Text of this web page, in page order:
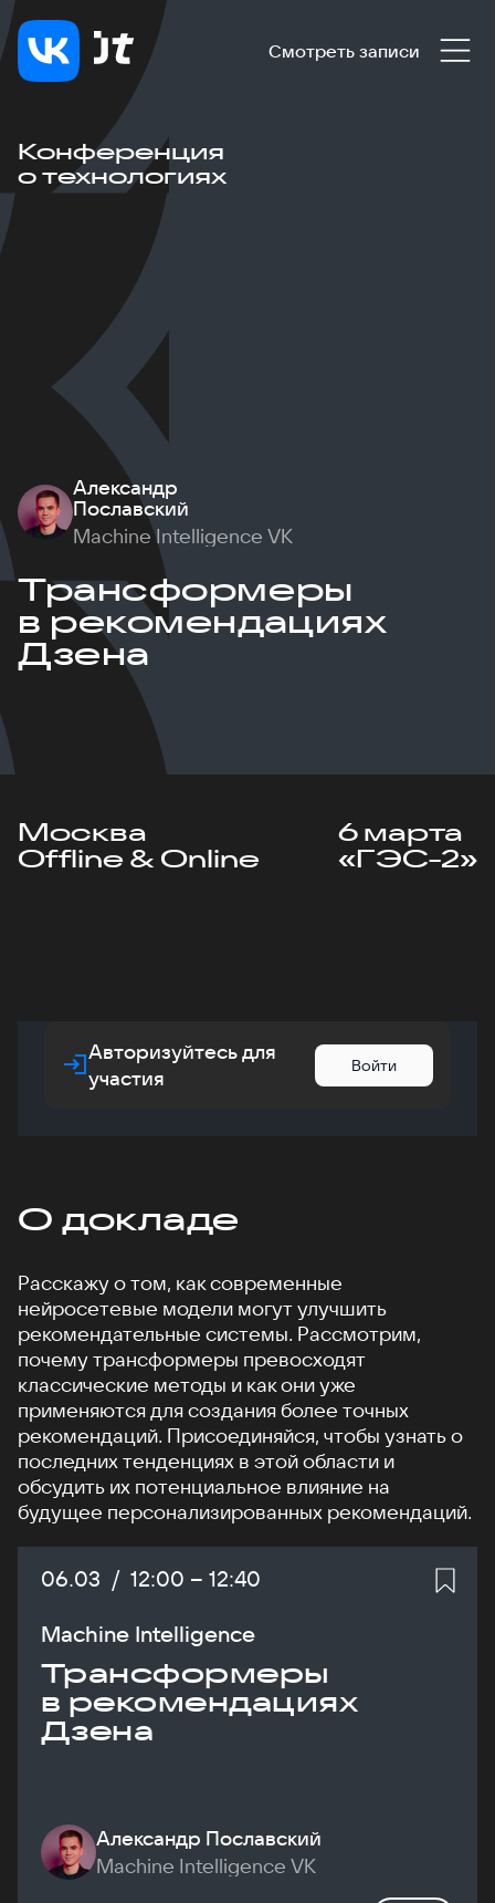
Смотреть записи
Конференция
о технологиях
Александр
Пославский
Machine Intelligence VK
Трансформеры
в рекомендациях
Дзена
Москва
Offline & Online
6 марта
«ГЭС-2»
Авторизуйтесь для
участия
Войти
О докладе
Расскажу о том, как современные
нейросетевые модели могут улучшить
рекомендательные системы. Рассмотрим,
почему трансформеры превосходят
классические методы и как они уже
применяются для создания более точных
рекомендаций. Присоединяйся, чтобы узнать о
последних тенденциях в этой области и
обсудить их потенциальное влияние на
будущее персонализированных рекомендаций.
Дата:
06.03 / Начало:
12:00 – Конец:
12:40
Machine Intelligence
Трансформеры
в рекомендациях
Дзена
Александр Пославский
Machine Intelligence VK